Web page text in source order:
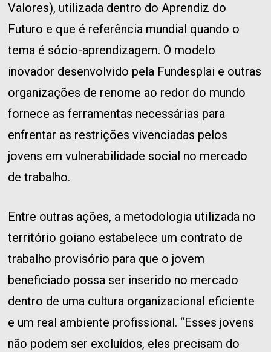
Valores), utilizada dentro do Aprendiz do
Futuro e que é referência mundial quando o
tema é sócio-aprendizagem. O modelo
inovador desenvolvido pela Fundesplai e outras
organizações de renome ao redor do mundo
fornece as ferramentas necessárias para
enfrentar as restrições vivenciadas pelos
jovens em vulnerabilidade social no mercado
de trabalho.
Entre outras ações, a metodologia utilizada no
território goiano estabelece um contrato de
trabalho provisório para que o jovem
beneficiado possa ser inserido no mercado
dentro de uma cultura organizacional eficiente
e um real ambiente profissional. “Esses jovens
não podem ser excluídos, eles precisam do